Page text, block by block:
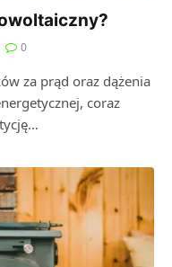
0
za prąd oraz dążenia
coraz